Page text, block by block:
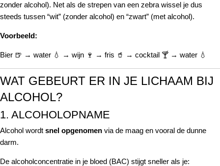
zonder alcohol). Net als de strepen van een zebra wissel je dus
steeds tussen “wit” (zonder alcohol) en “zwart” (met alcohol).
Voorbeeld:
Bier 🍺 → water 💧 → wijn 🍷 → fris 🥤 → cocktail 🍸 → water 💧
WAT GEBEURT ER IN JE LICHAAM BIJ
ALCOHOL?
1. ALCOHOLOPNAME
Alcohol wordt snel opgenomen via de maag en vooral de dunne
darm.
De alcoholconcentratie in je bloed (BAC) stijgt sneller als je: